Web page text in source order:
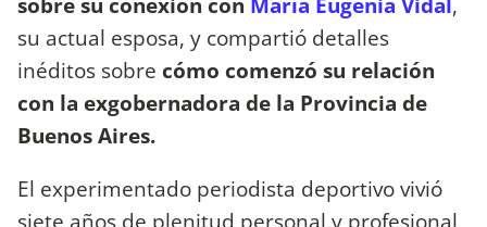
su actual esposa, y compartió detalles
inéditos sobre cómo comenzó su relación
con la exgobernadora de la Provincia de
Buenos Aires.
El experimentado periodista deportivo vivió
siete años de plenitud personal y profesional